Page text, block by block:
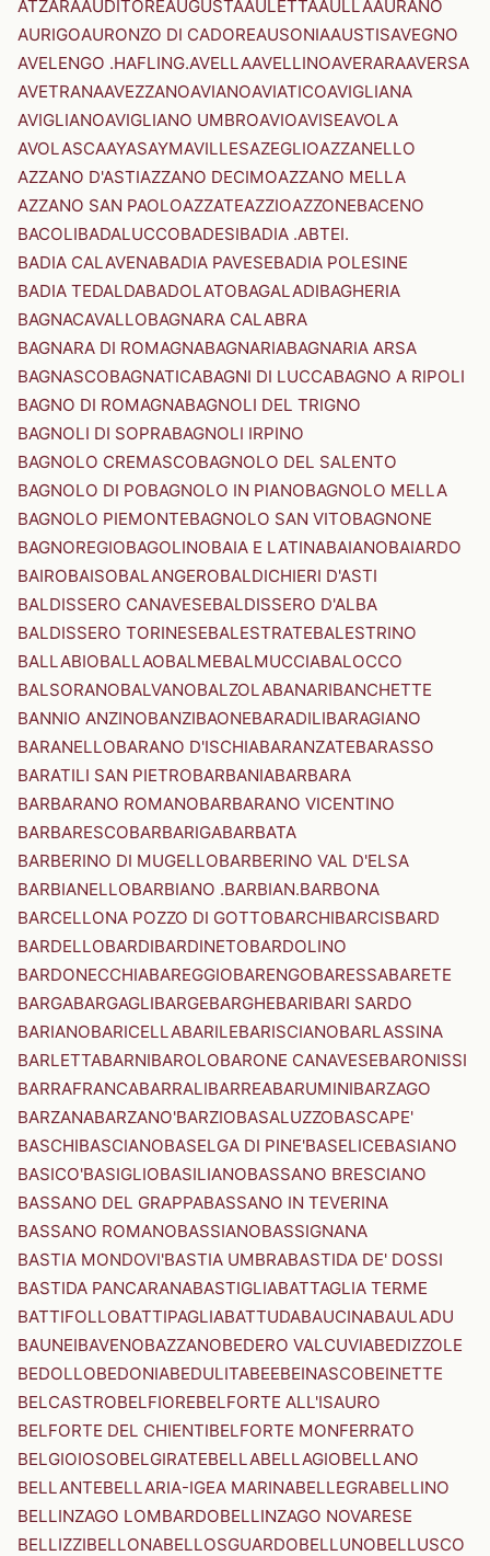
ATZARAAUDITOREAUGUSTAAULETTAAULLAAURANO
AURIGOAURONZO DI CADOREAUSONIAAUSTISAVEGNO
AVELENGO .HAFLING.AVELLAAVELLINOAVERARAAVERSA
AVETRANAAVEZZANOAVIANOAVIATICOAVIGLIANA
AVIGLIANOAVIGLIANO UMBROAVIOAVISEAVOLA
AVOLASCAAYASAYMAVILLESAZEGLIOAZZANELLO
AZZANO D'ASTIAZZANO DECIMOAZZANO MELLA
AZZANO SAN PAOLOAZZATEAZZIOAZZONEBACENO
BACOLIBADALUCCOBADESIBADIA .ABTEI.
BADIA CALAVENABADIA PAVESEBADIA POLESINE
BADIA TEDALDABADOLATOBAGALADIBAGHERIA
BAGNACAVALLOBAGNARA CALABRA
BAGNARA DI ROMAGNABAGNARIABAGNARIA ARSA
BAGNASCOBAGNATICABAGNI DI LUCCABAGNO A RIPOLI
BAGNO DI ROMAGNABAGNOLI DEL TRIGNO
BAGNOLI DI SOPRABAGNOLI IRPINO
BAGNOLO CREMASCOBAGNOLO DEL SALENTO
BAGNOLO DI POBAGNOLO IN PIANOBAGNOLO MELLA
BAGNOLO PIEMONTEBAGNOLO SAN VITOBAGNONE
BAGNOREGIOBAGOLINOBAIA E LATINABAIANOBAIARDO
BAIROBAISOBALANGEROBALDICHIERI D'ASTI
BALDISSERO CANAVESEBALDISSERO D'ALBA
BALDISSERO TORINESEBALESTRATEBALESTRINO
BALLABIOBALLAOBALMEBALMUCCIABALOCCO
BALSORANOBALVANOBALZOLABANARIBANCHETTE
BANNIO ANZINOBANZIBAONEBARADILIBARAGIANO
BARANELLOBARANO D'ISCHIABARANZATEBARASSO
BARATILI SAN PIETROBARBANIABARBARA
BARBARANO ROMANOBARBARANO VICENTINO
BARBARESCOBARBARIGABARBATA
BARBERINO DI MUGELLOBARBERINO VAL D'ELSA
BARBIANELLOBARBIANO .BARBIAN.BARBONA
BARCELLONA POZZO DI GOTTOBARCHIBARCISBARD
BARDELLOBARDIBARDINETOBARDOLINO
BARDONECCHIABAREGGIOBARENGOBARESSABARETE
BARGABARGAGLIBARGEBARGHEBARIBARI SARDO
BARIANOBARICELLABARILEBARISCIANOBARLASSINA
BARLETTABARNIBAROLOBARONE CANAVESEBARONISSI
BARRAFRANCABARRALIBARREABARUMINIBARZAGO
BARZANABARZANO'BARZIOBASALUZZOBASCAPE'
BASCHIBASCIANOBASELGA DI PINE'BASELICEBASIANO
BASICO'BASIGLIOBASILIANOBASSANO BRESCIANO
BASSANO DEL GRAPPABASSANO IN TEVERINA
BASSANO ROMANOBASSIANOBASSIGNANA
BASTIA MONDOVI'BASTIA UMBRABASTIDA DE' DOSSI
BASTIDA PANCARANABASTIGLIABATTAGLIA TERME
BATTIFOLLOBATTIPAGLIABATTUDABAUCINABAULADU
BAUNEIBAVENOBAZZANOBEDERO VALCUVIABEDIZZOLE
BEDOLLOBEDONIABEDULITABEEBEINASCOBEINETTE
BELCASTROBELFIOREBELFORTE ALL'ISAURO
BELFORTE DEL CHIENTIBELFORTE MONFERRATO
BELGIOIOSOBELGIRATEBELLABELLAGIOBELLANO
BELLANTEBELLARIA-IGEA MARINABELLEGRABELLINO
BELLINZAGO LOMBARDOBELLINZAGO NOVARESE
BELLIZZIBELLONABELLOSGUARDOBELLUNOBELLUSCO